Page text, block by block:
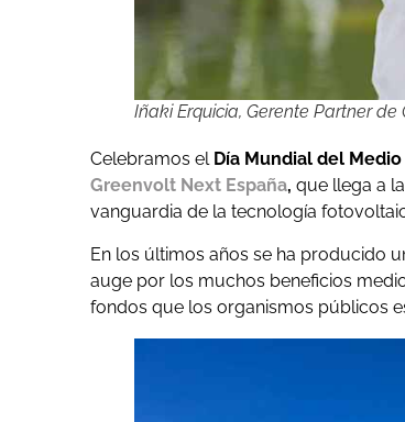
Iñaki Erquicia, Gerente Partner
Celebramos el Día Mundial del
Greenvolt Next España, que llega a
vanguardia de la tecnología
En los últimos años se ha producido
auge por los muchos beneficios
fondos que los organismos públicos